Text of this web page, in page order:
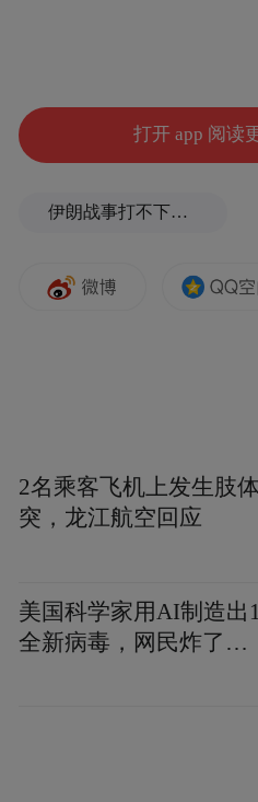
抢抓工期，确保项目顺
位于南阳镇的启东·吴
索科洁净设备等项目“
划总投资5亿元的神通
开足马力，工人们加
打开 app 阅读
伊朗战事打不下去了？美军参联会主席力主“翻篇”
2名乘客飞机上发生肢
突，龙江航空回应
美国科学家用AI制造出
全新病毒，网民炸了…